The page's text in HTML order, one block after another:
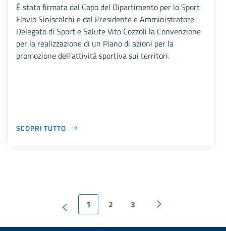
È stata firmata dal Capo del Dipartimento per lo Sport
Flavio Siniscalchi e dal Presidente e Amministratore
Delegato di Sport e Salute Vito Cozzoli la Convenzione
per la realizzazione di un Piano di azioni per la
promozione dell’attività sportiva sui territori.
SCOPRI TUTTO
1 2 3